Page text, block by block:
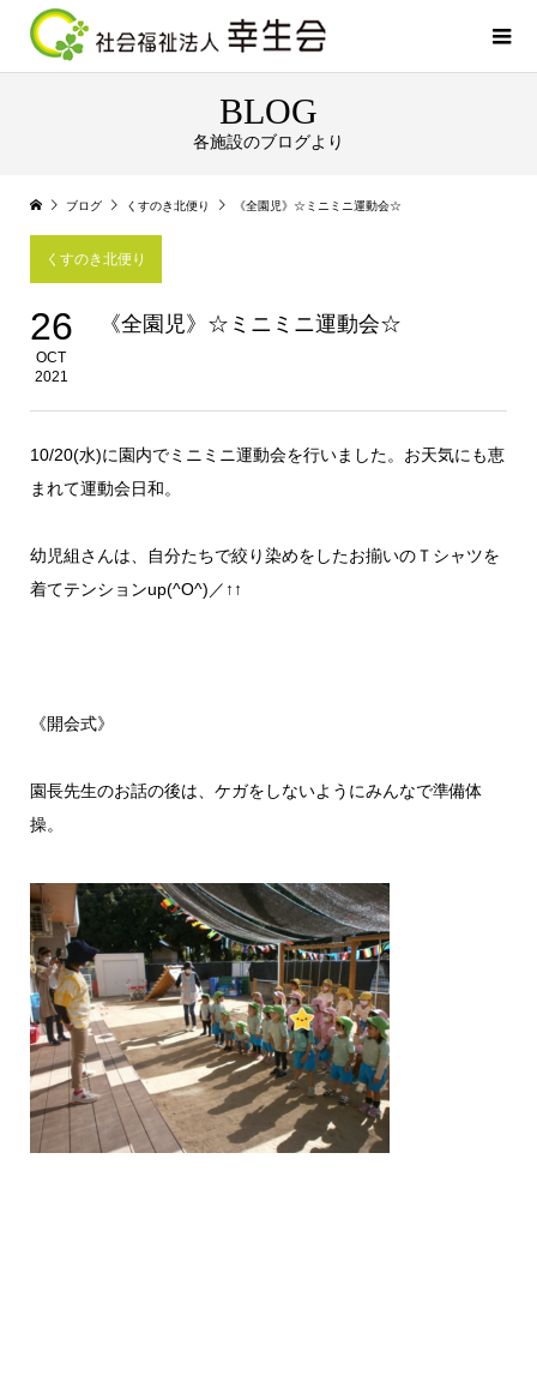
BLOG
各施設のブログより
ブログ くすのき北便り 《全園児》☆ミニミニ運動会☆
くすのき北便り
26
OCT
2021
《全園児》☆ミニミニ運動会☆
10/20(水)に園内でミニミニ運動会を行いました。お天気にも恵
まれて運動会日和。
幼児組さんは、自分たちで絞り染めをしたお揃いのＴシャツを
着てテンションup(^O^)／↑↑
《開会式》
園長先生のお話の後は、ケガをしないようにみんなで準備体
操。